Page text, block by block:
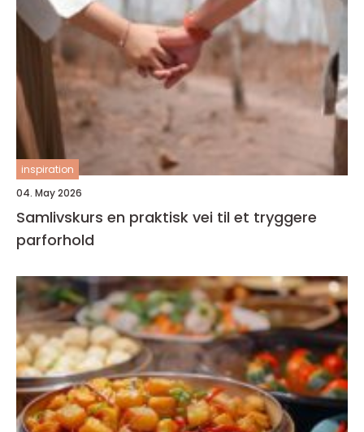
inspiration
04. May 2026
Samlivskurs en praktisk vei til et tryggere
parforhold